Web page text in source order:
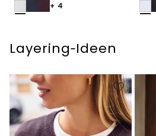
+ 4
Layering‑Ideen